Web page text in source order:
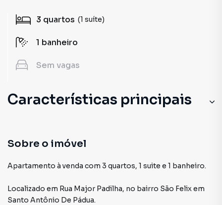
3 quartos (1 suíte)
1 banheiro
Sem vagas
Características principais
Sobre o imóvel
Apartamento à venda com 3 quartos, 1 suite e 1 banheiro.
Localizado em Rua Major Padilha, no bairro São Felixem
Santo Antônio De Pádua.